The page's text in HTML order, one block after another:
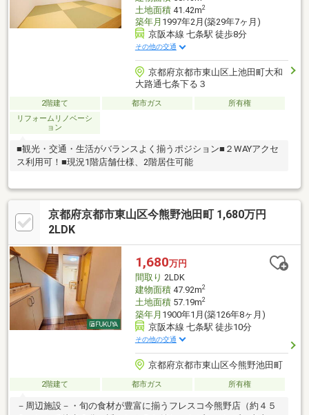
土地面積41.42m2
築年月 1997年2月(築29年7ヶ月)
京阪本線 七条駅 徒歩8分
その他の交通
京都府京都市東山区上池田町大和
大路通七条下る３
2階建て 都市ガス
所有権
リフォームリノベーシ
ョン
■観光・交通・生活がバランスよく揃うポジション■２WAYアクセ
ス利用可！■現況1階店舗仕様、2階居住可能
京都府京都市東山区今熊野池田町 1,680万円
2LDK
1,680万円
間取り 2LDK
建物面積47.92m2
土地面積57.19m2
築年月 1900年1月(築126年8ヶ月)
京阪本線 七条駅 徒歩10分
その他の交通
京都府京都市東山区今熊野池田町
2階建て 都市ガス 所有権
－周辺施設－・旬の食材が豊富に揃うフレスコ今熊野店（約４５